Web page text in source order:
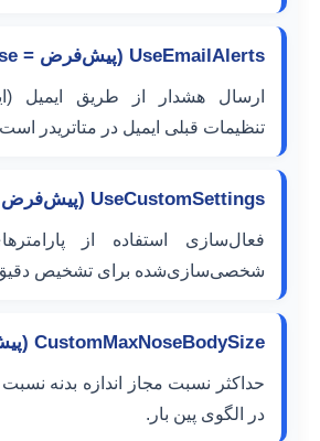
UseEmailAlerts (پیش‌فرض = false):
ارسال هشدار از طریق ایمیل
تنظیمات قبلی ایمیل در متاتریدر
UseCustomSettings (پیش‌فرض = false):
فعال‌سازی استفاده از
شخصی‌سازی‌شده برای تشخیص
CustomMaxNoseBodySize (پیش‌فرض = ۰.۳۳):
حداکثر نسبت مجاز اندازه بدنه
در الگوی پین بار.